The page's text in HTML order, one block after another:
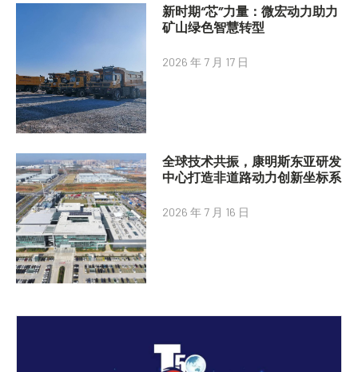
新时期“芯”力量：微宏动力助力
矿山绿色智慧转型
2026 年 7 月 17 日
全球技术共振，康明斯东亚研发
中心打造非道路动力创新坐标系
2026 年 7 月 16 日